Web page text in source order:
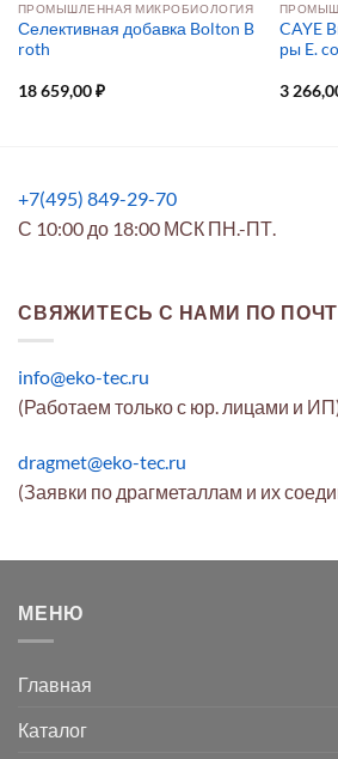
ПРОМЫШЛЕННАЯ МИКРОБИОЛОГИЯ
Селективная добавка Bolton B
roth
18 659,00₽
CAYE
ры E.
3
+7(495) 849-29-70
С 10:00 до 18:00 МСК ПН.-ПТ.
СВЯЖИТЕСЬ С НАМИ ПО
info@eko-tec.ru
(Работаем только с юр. лицами и
dragmet@eko-tec.ru
(Заявки по драгметаллам и их
МЕНЮ
Главная
Каталог